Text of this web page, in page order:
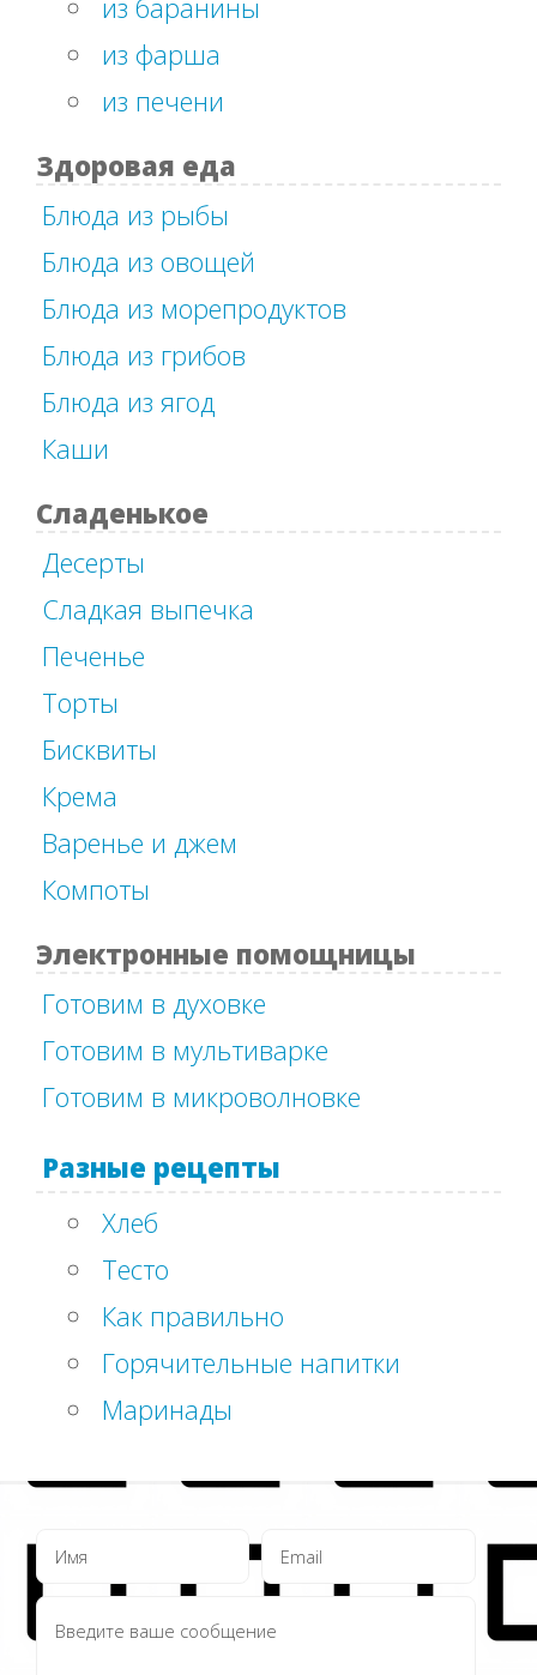
из фарша
из печени
Здоровая еда
Блюда из рыбы
Блюда из овощей
Блюда из морепродуктов
Блюда из грибов
Блюда из ягод
Каши
Сладенькое
Десерты
Сладкая выпечка
Печенье
Торты
Бисквиты
Крема
Варенье и джем
Компоты
Электронные помощницы
Готовим в духовке
Готовим в мультиварке
Готовим в микроволновке
Разные рецепты
Хлеб
Тесто
Как правильно
Горячительные напитки
Маринады